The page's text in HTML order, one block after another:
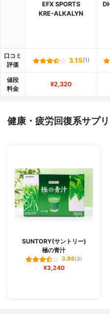
EFX SPORTS
KRE-ALKALYN
口コミ
評価
3.15(1)
値段
料金
¥2,320
健康・疲労回復系サプ
SUNTORY(サントリー)
極の青汁
3.86(3)
¥3,240